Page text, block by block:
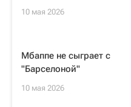
10 мая 2026
Мбаппе не сыграет с
"Барселоной"
10 мая 2026